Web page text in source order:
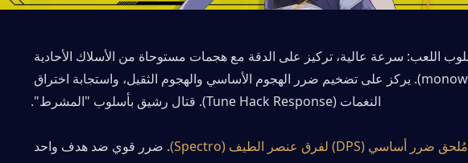
النغمات (Tune Hack Response). قتال رشيق بأسلوب "المشرط".
مُلحق ضرر أساسي (DPS) لفرق عنصر الطيف (Spectro)